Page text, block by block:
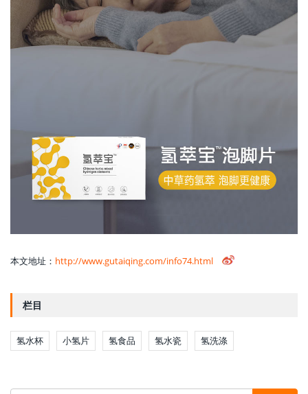
本文地址： http://www.gutaiqing.com/info74.html
栏目
氢水杯 小氢片 氢食品 氢水瓷 氢洗涤